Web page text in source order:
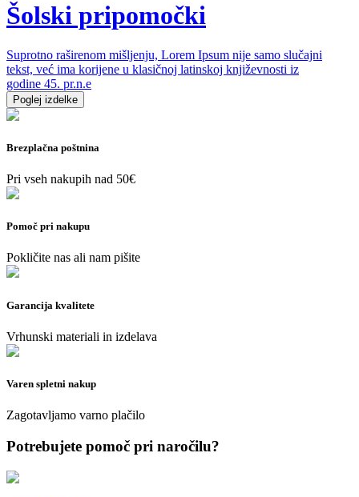
Šolski pripomočki
Suprotno raširenom mišljenju, Lorem Ipsum nije samo slučajni
tekst, već ima korijene u klasičnoj latinskoj književnosti iz
godine 45. pr.n.e
Poglej izdelke
Brezplačna poštnina
Pri vseh nakupih nad 50€
Pomoč pri nakupu
Pokličite nas ali nam pišite
Garancija kvalitete
Vrhunski materiali in izdelava
Varen spletni nakup
Zagotavljamo varno plačilo
Potrebujete pomoč pri naročilu?